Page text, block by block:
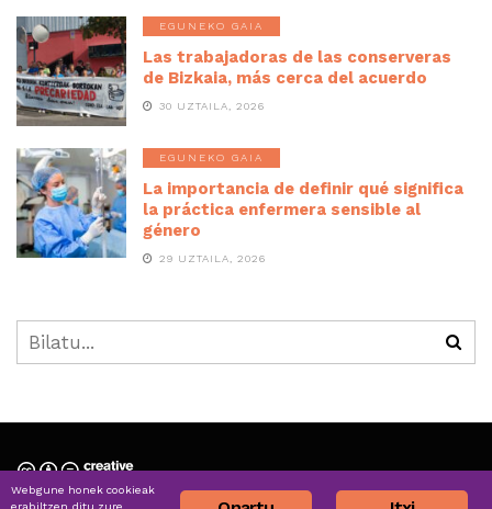
EGUNEKO GAIA
Las trabajadoras de las conserveras
de Bizkaia, más cerca del acuerdo
30 UZTAILA, 2026
EGUNEKO GAIA
La importancia de definir qué significa
la práctica enfermera sensible al
género
29 UZTAILA, 2026
Nortzuk gara » Quiénes somos
Webgune honek cookieak
erabiltzen ditu zure